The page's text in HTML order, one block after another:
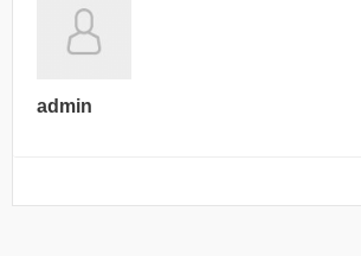
admin